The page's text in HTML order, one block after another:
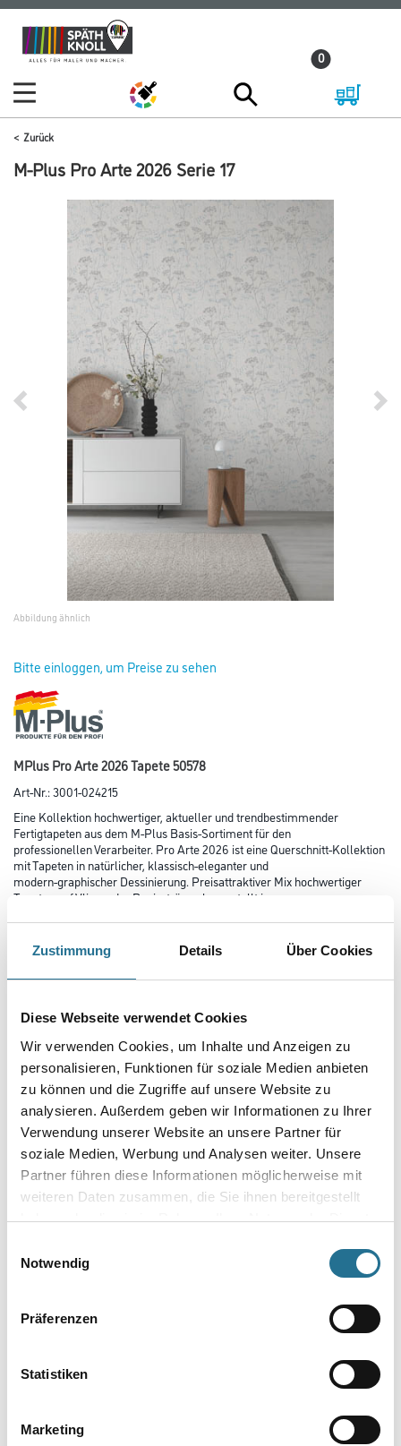
Zustimmung Details Über Cookies
Diese Webseite verwendet Cookies
Wir verwenden Cookies, um Inhalte und Anzeigen zu
personalisieren, Funktionen für soziale Medien anbieten
zu können und die Zugriffe auf unsere Website zu
analysieren. Außerdem geben wir Informationen zu Ihrer
Verwendung unserer Website an unsere Partner für
soziale Medien, Werbung und Analysen weiter. Unsere
Partner führen diese Informationen möglicherweise mit
weiteren Daten zusammen, die Sie ihnen bereitgestellt
haben oder die sie im Rahmen Ihrer Nutzung der Dienste
Notwendig
Präferenzen
Statistiken
Marketing
Zum
Inhalt
Zum
Navigationsmenü
0
Zurück
M-Plus Pro Arte 2026 Serie 17
Abbildung ähnlich
Bitte einloggen, um Preise zu sehen
MPlus Pro Arte 2026 Tapete 50578
Art-Nr.:3001-024215
Eine Kollektion hochwertiger, aktueller und trendbestimmender
Fertigtapeten aus dem M-Plus Basis-Sortiment für den
professionellen Verarbeiter. Pro Arte 2026 ist eine Querschnitt-Kollektion
mit Tapeten in natürlicher, klassisch-eleganter und
modern-graphischer Dessinierung. Preisattraktiver Mix hochwertiger
Tapeten auf Vlies- oder Papierträger, hergestellt in
Farbtonbezeichnung
Länge in centimeter
Breite in centimeter
Gebinde